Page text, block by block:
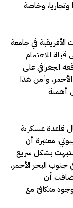
وخاصة
الأفريقية في جامعة
قبلة للاهتمام
الجغرافي على
وأمن هذا
أهمية
قاعدة عسكرية
معتبرة أن
انتبهت بشكل سريع
جنوب البحر الأحمر،
أن
متكافئ مع